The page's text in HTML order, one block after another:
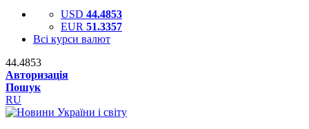
USD 44.4853
EUR 51.3357
Всі курси валют
44.4853
Авторизація
Пошук
RU